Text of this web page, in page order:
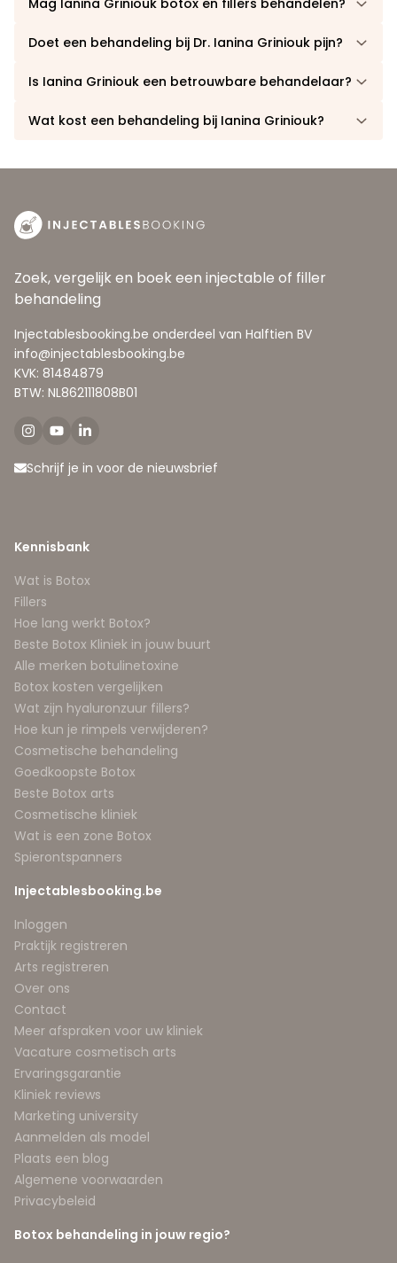
Mag Ianina Griniouk botox en fillers behandelen?
Doet een behandeling bij Dr. Ianina Griniouk pijn?
Is Ianina Griniouk een betrouwbare behandelaar?
Wat kost een behandeling bij Ianina Griniouk?
Zoek, vergelijk en boek een injectable of filler
behandeling
Injectablesbooking.be onderdeel van Halftien BV
info@injectablesbooking.be
KVK: 81484879
BTW: NL862111808B01
Schrijf je in voor de nieuwsbrief
Kennisbank
Wat is Botox
Fillers
Hoe lang werkt Botox?
Beste Botox Kliniek in jouw buurt
Alle merken botulinetoxine
Botox kosten vergelijken
Wat zijn hyaluronzuur fillers?
Hoe kun je rimpels verwijderen?
Cosmetische behandeling
Goedkoopste Botox
Beste Botox arts
Cosmetische kliniek
Wat is een zone Botox
Spierontspanners
Injectablesbooking.be
Inloggen
Praktijk registreren
Arts registreren
Over ons
Contact
Meer afspraken voor uw kliniek
Vacature cosmetisch arts
Ervaringsgarantie
Kliniek reviews
Marketing university
Aanmelden als model
Plaats een blog
Algemene voorwaarden
Privacybeleid
Botox behandeling in jouw regio?